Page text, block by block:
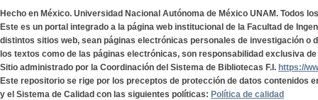
Hecho en México. Universidad Nacional Autónoma de México UNAM. Todos
Este es un portal integrado a la página web institucional de la Facultad de
distintos sitios web, sean páginas electrónicas personales de investigación o
los textos como de las páginas electrónicas, son responsabilidad exclusiva
Sitio administrado por la Coordinación del Sistema de Bibliotecas F.I. https://
Este repositorio se rige por los preceptos de protección de datos contenidos
y el Sistema de Calidad con las siguientes políticas: Política de calidad